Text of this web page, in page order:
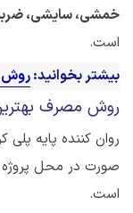
خمشی، سایشی،
است.
بیشتر بخوانید:روش
روش مصرف
روان کننده پایه
صورت در محل پروژه
است.